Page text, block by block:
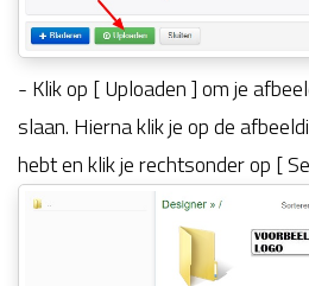
- Klik op [ Uploaden ] om je
slaan. Hierna klik je op de
hebt en klik je rechtsonder op [